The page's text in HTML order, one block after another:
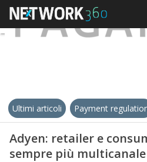
Ultimi articoli Payment
Adyen: retailer e
sempre più multicanale